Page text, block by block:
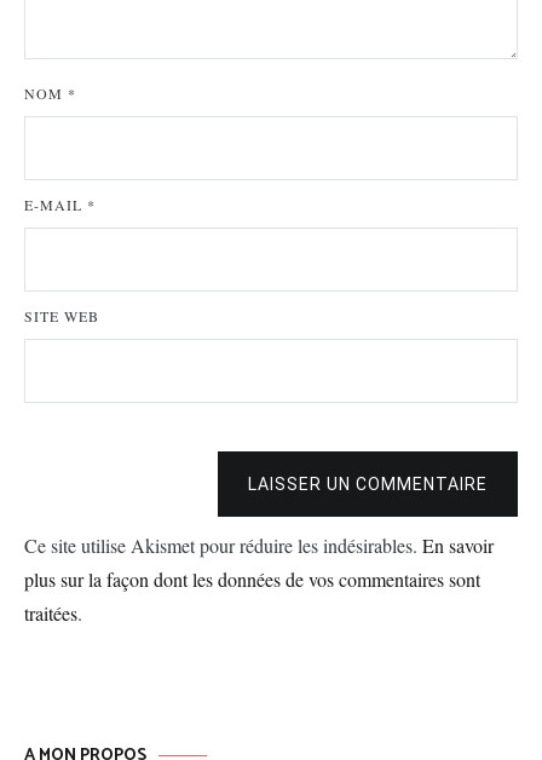
NOM *
E-MAIL *
SITE WEB
LAISSER UN COMMENTAIRE
Ce site utilise Akismet pour réduire les indésirables. En savoir
plus sur la façon dont les données de vos commentaires sont
traitées.